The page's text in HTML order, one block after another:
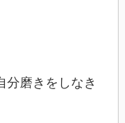
分磨きをしなき